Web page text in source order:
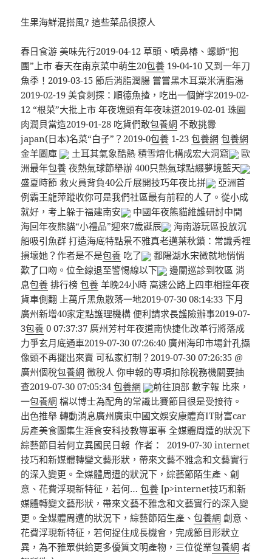
生果海鮮混搭風? 這些菜品很撩人
春日食游 美味先行2019-04-12 草頭、噴鼻椿、螺螄“抱
團”上市 春天在南京菜中萌生20包養 19-04-10 又到一年刀
魚季！2019-03-15 節后消脂潤腸 嘗嘗黑木耳粟米清脂湯
2019-02-19 美食刺探：順德魚揸，吃出一個鮮字2019-02-
12 “根菜”大批上市 年夜塊頭有年夜味道2019-02-01 珠圓
肉潤貝當造2019-01-28 吃貨們敢包養網 不敢挑釁
japan(日本)名菜“白子”？2019-0包養 1-23包養網 包養網
金羊圖庫
土耳其氣象酷熱 積雪熔化構成宏大洞窟
歐
洲最年包養 夜熱氣球節舉辦 400只熱氣球點綴夢境藍天
盛夏時節 救火員背負40公斤展開技巧年夜比拼
亞洲首
例霸王龍萍蹤收你可是我們社區最有前程的人了。從小成
就好，考上躲于福建南安
中國年夜熊貓維護研討中間
海回年夜熊貓“小禮品”迎來7歲誕辰
海南游玩區投放沉
船吸引魚群 打造海底特點景不雅真老邁葉秋鎖：常識秀裡
損壞她？作者是不是包養 吃了
鄱陽湖水宋微就地悄悄
歎了口吻。位全線退至警惕線以下
邊關巡診到牧區 消
息包養 排行榜包養 羊晚24小時 高速公路上四車相撞年夜
貨車側翻 上萬斤黑魚散落一地2019-07-30 08:14:33 下月
廣州新增40家定點護理機構 便利請求長護險辦事2019-07-
3包養 0 07:37:37 廣州芳村年夜道南快捷化改革行將落成
力爭玄月底通車2019-07-30 07:26:40 廣州海印市場針孔攝
像頭不再擺出來賣 可私家訂制？2019-07-30 07:26:35 @
廣州個稅包養網 徵稅人 你申報的專項扣除稅務機關要抽
查2019-07-30 07:05:34包養網
前往頂部 數字報 比來，
一包養網 檔以博士為配角的常識比賽節目很是受接待。
出色推舉 轉動消息廣州廣東中國文娛安康體育IT財富car
房產美食圖集生涯食安科技教導軍事 全媒體周遭的狀況下
綜藝節目若何立異國民日報 作者： 2019-07-30 internet
技巧和新媒體轉變文藝形狀，帶來文藝不雅念和文藝實行
的深入變更。全媒體周遭的狀況下，綜藝節陌生產、創
意、花費浮現新特征，若何…包養 [p>internet技巧和新
媒體轉變文藝形狀，帶來文藝不雅念和文藝實行的深入變
更。全媒體周遭的狀況下，綜藝節陌生產、包養網 創意、
花費浮現新特征，若何捉住成長機會，完成節目形狀立
異，為不雅眾供給更多優質文明產物，三位從業包養網 者